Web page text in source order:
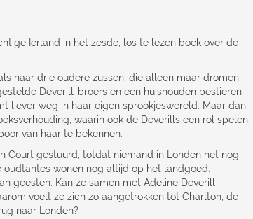
Ierland in het zesde, los te lezen boek over de
haar drie oudere zussen, die alleen maar dromen
Deverill-broers en een huishouden bestieren
liever weg in haar eigen sprookjeswereld. Maar dan
waarin ook de Deverills een rol spelen.
van haar te bekennen.
Court gestuurd, totdat ­niemand in Londen het nog
wonen nog altijd op het landgoed.
geesten. Kan ze samen met Adeline Deverill
voelt ze zich zo aangetrokken tot Charlton, de
naar Londen?